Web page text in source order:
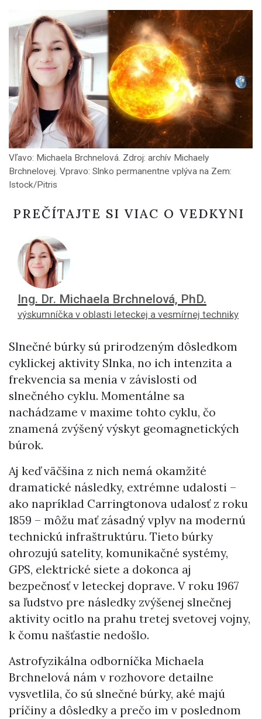
Vľavo: Michaela Brchnelová. Zdroj: archív Michaely
Brchnelovej. Vpravo: Slnko permanentne vplýva na Zem:
Istock/Pitris
PREČÍTAJTE SI VIAC O VEDKYNI
Ing. Dr. Michaela Brchnelová, PhD.
výskumníčka v oblasti leteckej a vesmírnej techniky
Slnečné búrky sú prirodzeným dôsledkom
cyklickej aktivity Slnka, no ich intenzita a
frekvencia sa menia v závislosti od
slnečného cyklu. Momentálne sa
nachádzame v maxime tohto cyklu, čo
znamená zvýšený výskyt geomagnetických
búrok.
Aj keď väčšina z nich nemá okamžité
dramatické následky, extrémne udalosti –
ako napríklad Carringtonova udalosť z roku
1859 – môžu mať zásadný vplyv na modernú
technickú infraštruktúru. Tieto búrky
ohrozujú satelity, komunikačné systémy,
GPS, elektrické siete a dokonca aj
bezpečnosť v leteckej doprave. V roku 1967
sa ľudstvo pre následky zvýšenej slnečnej
aktivity ocitlo na prahu tretej svetovej vojny,
k čomu našťastie nedošlo.
Astrofyzikálna odborníčka Michaela
Brchnelová nám v rozhovore detailne
vysvetlila, čo sú slnečné búrky, aké majú
príčiny a dôsledky a prečo im v poslednom